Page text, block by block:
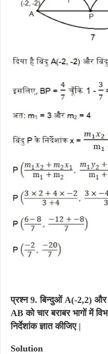
प्रश्न 9.बिन्दुओं A(-2,2)
AB को चार बराबर भागों में
निर्देशांक ज्ञात कीजिए |
Solution